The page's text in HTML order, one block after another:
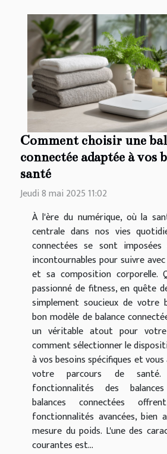
Comment choisir une
connectée adaptée à vos
santé
Jeudi 8 mai 2025 11:02
À l'ère du numérique, où la
centrale dans nos vies
connectées se sont
incontournables pour suivre
et sa composition corporelle.
passionné de fitness, en quête
simplement soucieux de votre
bon modèle de balance
un véritable atout pour votre
comment sélectionner le
à vos besoins spécifiques et
votre parcours de santé.
fonctionnalités des
balances connectées
fonctionnalités avancées, bien
mesure du poids. L'une des
courantes est...